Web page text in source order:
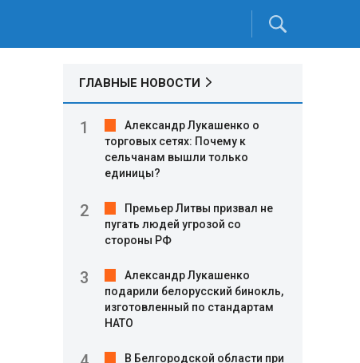
ГЛАВНЫЕ НОВОСТИ
Александр Лукашенко о
торговых сетях: Почему к
сельчанам вышли только
единицы?
Премьер Литвы призвал не
пугать людей угрозой со
стороны РФ
Александр Лукашенко
подарили белорусский бинокль,
изготовленный по стандартам
НАТО
В Белгородской области при